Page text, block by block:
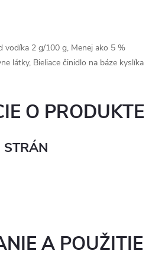
vodíka 2 g/100 g, Menej ako 5 %
látky, Bieliace činidlo na báze kyslíka
O PRODUKTE
STRÁN
A POUŽITIE